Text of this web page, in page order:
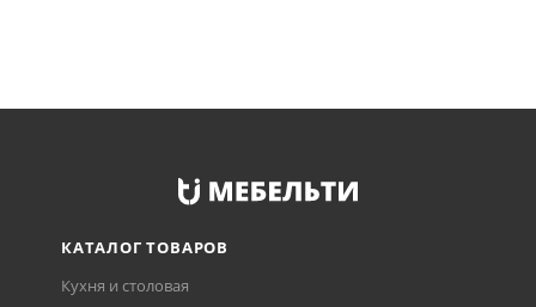
КАТАЛОГ ТОВАРОВ
Кухня и столовая